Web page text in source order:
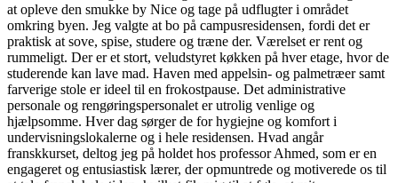
at opleve den smukke by Nice og tage på udflugter i området
omkring byen. Jeg valgte at bo på campusresidensen, fordi det er
praktisk at sove, spise, studere og træne der. Værelset er rent og
rummeligt. Der er et stort, veludstyret køkken på hver etage, hvor de
studerende kan lave mad. Haven med appelsin- og palmetræer samt
farverige stole er ideel til en frokostpause. Det administrative
personale og rengøringspersonalet er utrolig venlige og
hjælpsomme. Hver dag sørger de for hygiejne og komfort i
undervisningslokalerne og i hele residensen. Hvad angår
franskkurset, deltog jeg på holdet hos professor Ahmed, som er en
engageret og entusiastisk lærer, der opmuntrede og motiverede os til